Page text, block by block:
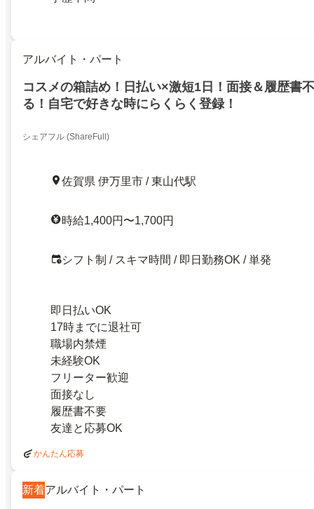
アルバイト・パート
コスメの箱詰め！日払い×激短1日！面接＆履歴書
る！自宅で好きな時にらくらく登録！
シェアフル (ShareFull)
佐賀県 伊万里市 / 東山代駅
時給1,400円〜1,700円
シフト制 / スキマ時間 / 即日勤務OK / 単発
即日払いOK
17時までに退社可
職場内禁煙
未経験OK
フリーター歓迎
面接なし
履歴書不要
友達と応募OK
かんたん応募
新着アルバイト・パート